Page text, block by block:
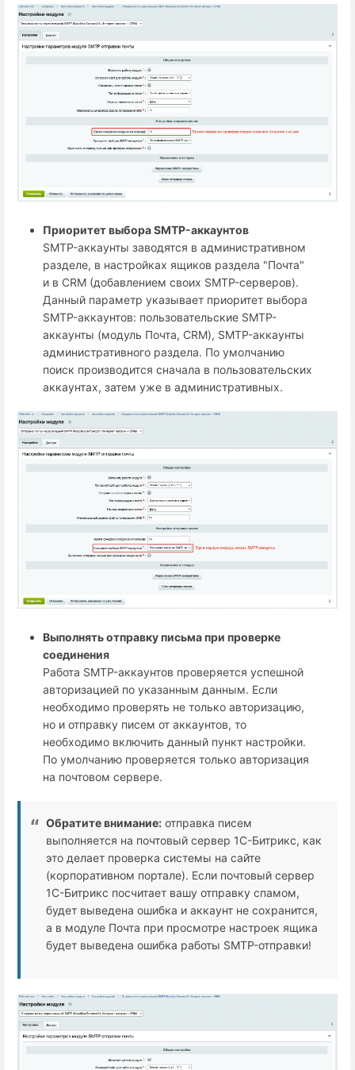
Приоритет выбора SMTP-аккаунтов
SMTP-аккаунты заводятся в административном
разделе, в настройках ящиков раздела "Почта"
и в CRM (добавлением своих SMTP-серверов).
Данный параметр указывает приоритет выбора
SMTP-аккаунтов: пользовательские SMTP-
аккаунты (модуль Почта, CRM), SMTP-аккаунты
административного раздела. По умолчанию
поиск производится сначала в пользовательских
аккаунтах, затем уже в административных.
Выполнять отправку письма при проверке
соединения
Работа SMTP-аккаунтов проверяется успешной
авторизацией по указанным данным. Если
необходимо проверять не только авторизацию,
но и отправку писем от аккаунтов, то
необходимо включить данный пункт настройки.
По умолчанию проверяется только авторизация
на почтовом сервере.
Обратите внимание: отправка писем
выполняется на почтовый сервер 1С-Битрикс, как
это делает проверка системы на сайте
(корпоративном портале). Если почтовый сервер
1С-Битрикс посчитает вашу отправку спамом,
будет выведена ошибка и аккаунт не сохранится,
а в модуле Почта при просмотре настроек ящика
будет выведена ошибка работы SMTP-отправки!